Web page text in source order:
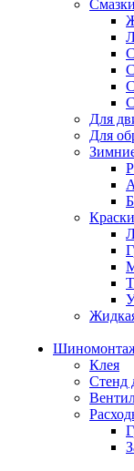
Смазки
Для
Для
Краски
Клея
Стенд